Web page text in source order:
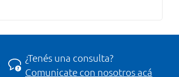
¿Tenés una consulta?
Comunicate con nosotros acá